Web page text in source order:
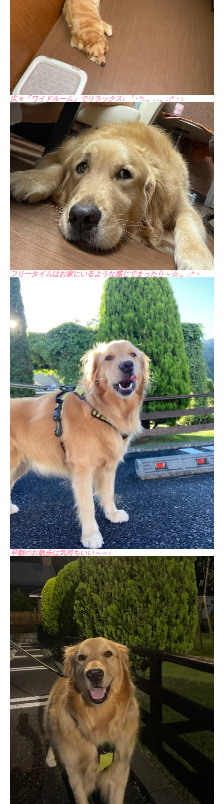
広々「ワイドルーム」でリラックス♪゜・*:.。. .。.:*・♪
フリータイムはお家にいるような感じでまったり～☆.。.:*・
早朝のお散歩は気持ちいい～～♪